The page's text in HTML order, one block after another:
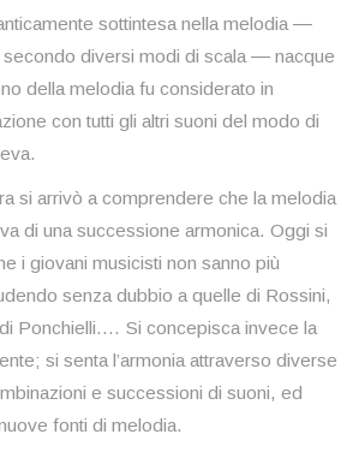
sottintesa nella melodia ―
secondo diversi modi di scala ― nacque
della melodia fu considerato in
con tutti gli altri suoni del modo di
a comprendere che la melodia
di una successione armonica. Oggi si
i giovani musicisti non sanno più
senza dubbio a quelle di Rossini,
Ponchielli…. Si concepisca invece la
si senta l’armonia attraverso diverse
e successioni di suoni, ed
fonti di melodia.